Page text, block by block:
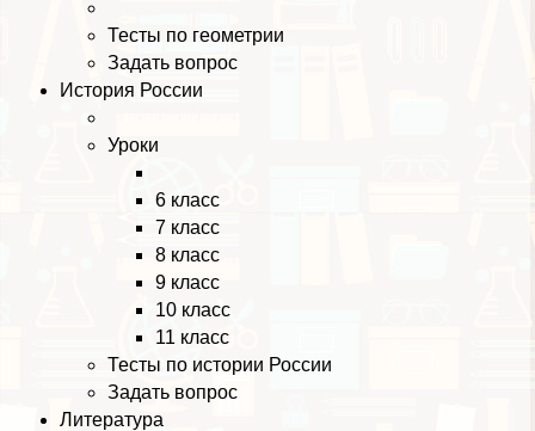
Тесты по геометрии
Задать вопрос
История России
Уроки
6 класс
7 класс
8 класс
9 класс
10 класс
11 класс
Тесты по истории России
Задать вопрос
Литература